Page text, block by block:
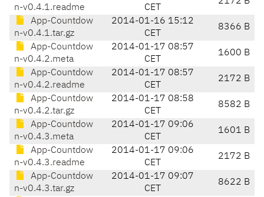
n-v0.4.1.readme
CET
App-Countdow
n-v0.4.1.tar.gz
2014-01-16 15:12
CET
8366 B
App-Countdow
n-v0.4.2.meta
2014-01-17 08:57
CET
1600 B
App-Countdow
n-v0.4.2.readme
2014-01-17 08:57
CET
2172 B
App-Countdow
n-v0.4.2.tar.gz
2014-01-17 08:58
CET
8582 B
App-Countdow
n-v0.4.3.meta
2014-01-17 09:06
CET
1601 B
App-Countdow
n-v0.4.3.readme
2014-01-17 09:06
CET
2172 B
App-Countdow
n-v0.4.3.tar.gz
2014-01-17 09:07
CET
8622 B